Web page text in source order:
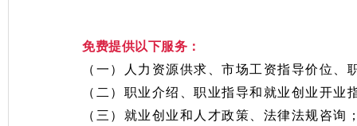
免费提供以下服务：
（一）人力资源供求、市场工资指导价位、
（二）职业介绍、职业指导和就业创业开业
（三）就业创业和人才政策、法律法规咨询